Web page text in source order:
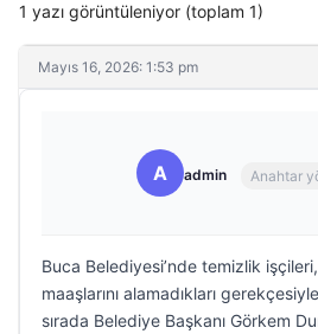
1 yazı görüntüleniyor (toplam 1)
Mayıs 16, 2026: 1:53 pm
A admin Anahtar
Buca Belediyesi’nde temizlik işçileri,
maaşlarını alamadıkları
sırada Belediye Başkanı Görkem